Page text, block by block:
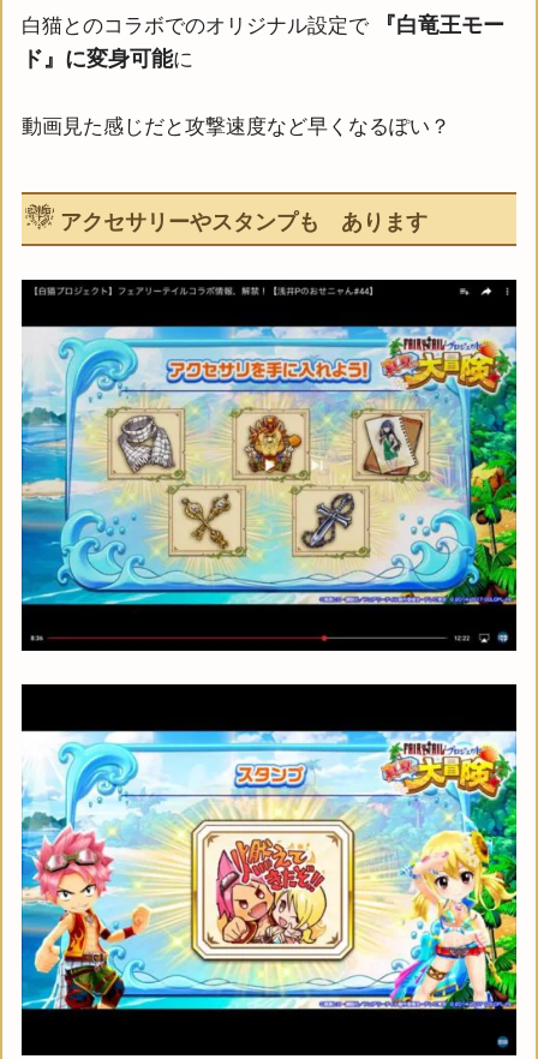
白猫とのコラボでのオリジナル設定で
『白竜王モー
ド』に変身可能に
動画見た感じだと攻撃速度など早くなるぽい？
アクセサリーやスタンプも あります